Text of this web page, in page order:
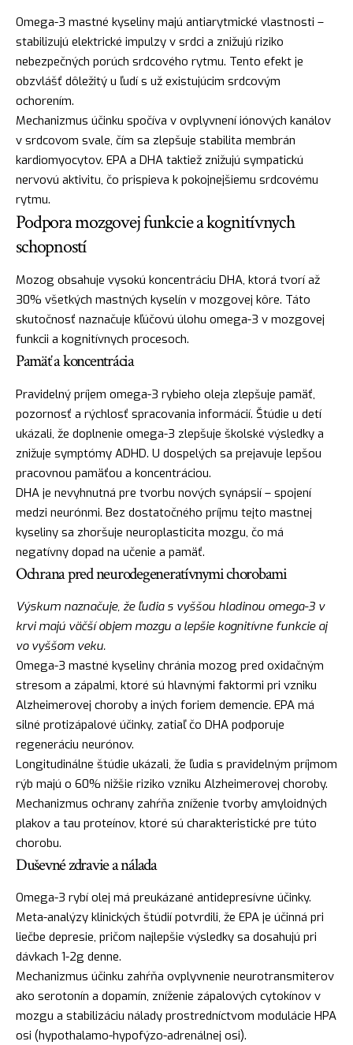
Omega-3 mastné kyseliny majú antiarytmické vlastnosti –
stabilizujú elektrické impulzy v srdci a znižujú riziko
nebezpečných porúch srdcového rytmu. Tento efekt je
obzvlášť dôležitý u ľudí s už existujúcim srdcovým
ochorením.
Mechanizmus účinku spočíva v ovplyvnení iónových kanálov
v srdcovom svale, čím sa zlepšuje stabilita membrán
kardiomyocytov. EPA a DHA taktiež znižujú sympatickú
nervovú aktivitu, čo prispieva k pokojnejšiemu srdcovému
rytmu.
Podpora mozgovej funkcie a kognitívnych
schopností
Mozog obsahuje vysokú koncentráciu DHA, ktorá tvorí až
30% všetkých mastných kyselín v mozgovej kôre. Táto
skutočnosť naznačuje kľúčovú úlohu omega-3 v mozgovej
funkcii a kognitívnych procesoch.
Pamäť a koncentrácia
Pravidelný príjem omega-3 rybieho oleja zlepšuje pamäť,
pozornosť a rýchlosť spracovania informácií. Štúdie u detí
ukázali, že doplnenie omega-3 zlepšuje školské výsledky a
znižuje symptómy ADHD. U dospelých sa prejavuje lepšou
pracovnou pamäťou a koncentráciou.
DHA je nevyhnutná pre tvorbu nových synápsií – spojení
medzi neurónmi. Bez dostatočného príjmu tejto mastnej
kyseliny sa zhoršuje neuroplasticita mozgu, čo má
negatívny dopad na učenie a pamäť.
Ochrana pred neurodegeneratívnymi chorobami
Výskum naznačuje, že ľudia s vyššou hladinou omega-3 v
krvi majú väčší objem mozgu a lepšie kognitívne funkcie aj
vo vyššom veku.
Omega-3 mastné kyseliny chránia mozog pred oxidačným
stresom a zápalmi, ktoré sú hlavnými faktormi pri vzniku
Alzheimerovej choroby a iných foriem demencie. EPA má
silné protizápalové účinky, zatiaľ čo DHA podporuje
regeneráciu neurónov.
Longitudinálne štúdie ukázali, že ľudia s pravidelným príjmom
rýb majú o 60% nižšie riziko vzniku Alzheimerovej choroby.
Mechanizmus ochrany zahŕňa zníženie tvorby amyloidných
plakov a tau proteínov, ktoré sú charakteristické pre túto
chorobu.
Duševné zdravie a nálada
Omega-3 rybí olej má preukázané antidepresívne účinky.
Meta-analýzy klinických štúdií potvrdili, že EPA je účinná pri
liečbe depresie, pričom najlepšie výsledky sa dosahujú pri
dávkach 1-2g denne.
Mechanizmus účinku zahŕňa ovplyvnenie neurotransmiterov
ako serotonín a dopamín, zníženie zápalových cytokínov v
mozgu a stabilizáciu nálady prostredníctvom modulácie HPA
osi (hypothalamo-hypofýzo-adrenálnej osi).